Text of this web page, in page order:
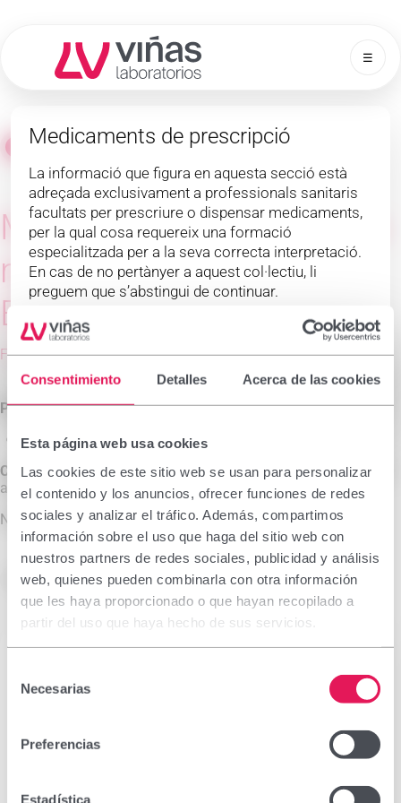
Consentimiento Detalles Acerca de las cookies
Esta página web usa cookies
Las cookies de este sitio web se usan para personalizar
el contenido y los anuncios, ofrecer funciones de redes
sociales y analizar el tráfico. Además, compartimos
información sobre el uso que haga del sitio web con
nuestros partners de redes sociales, publicidad y análisis
web, quienes pueden combinarla con otra información
que les haya proporcionado o que hayan recopilado a
partir del uso que haya hecho de sus servicios.
Necesarias
Preferencias
Estadística
Laboratorios Viñas ☰
Tornar a Marques
Maxpil 1 mg Comprimidos
recubiertos con película
EFG
Finasterida 1mg
Presentación y precio de venta al público:
Envase con 98 comprimidos. C.N. 698591.5 – PVP IVA 67 €.
Condiciones de prescripción y dispensación:Medicamento sujeto
a prescripción médica.
No financiado por el Sistema Nacional de Salud.
Fitxa Tècnica
Medicaments de prescripció
La informació que figura en aquesta secció està
adreçada exclusivament a professionals sanitaris
facultats per prescriure o dispensar medicaments,
per la qual cosa requereix una formació
especialitzada per a la seva correcta interpretació.
En cas de no pertànyer a aquest col·lectiu, li
preguem que s’abstingui de continuar.
Declaro que soc professional sanitari amb
capacitat de prescripció o dispensació a Espanya.
Acceptar i continuar Rebutjar i tornar enrere